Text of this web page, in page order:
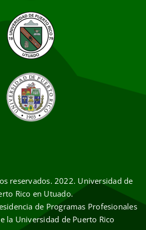
reservados. 2022. Universidad de
Rico en Utuado.
de Programas Profesionales
la Universidad de Puerto Rico